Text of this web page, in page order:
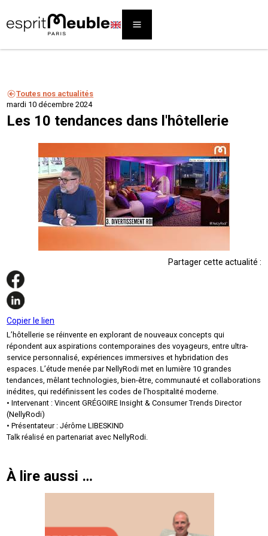
Toutes nos actualités
mardi 10 décembre 2024
Les 10 tendances dans l'hôtellerie
Partager cette actualité :
Copier le lien
L’hôtellerie se réinvente en explorant de nouveaux concepts qui
répondent aux aspirations contemporaines des voyageurs, entre ultra-
service personnalisé, expériences immersives et hybridation des
espaces. L’étude menée par NellyRodi met en lumière 10 grandes
tendances, mêlant technologies, bien-être, communauté et collaborations
inédites, qui redéfinissent les codes de l’hospitalité moderne.
• Intervenant : Vincent GRÉGOIRE Insight & Consumer Trends Director
(NellyRodi)
• Présentateur : Jérôme LIBESKIND
Talk réalisé en partenariat avec NellyRodi.
À lire aussi …